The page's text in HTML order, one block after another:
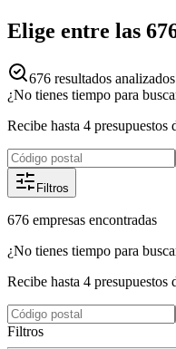
Elige entre las
676 resultados
¿No tienes tiempo para
Recibe hasta 4
Filtros
676 empresas encontradas
¿No tienes tiempo para
Recibe hasta 4
Filtros